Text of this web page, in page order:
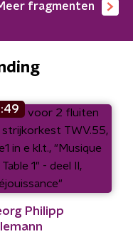
fragmenten
Philipp